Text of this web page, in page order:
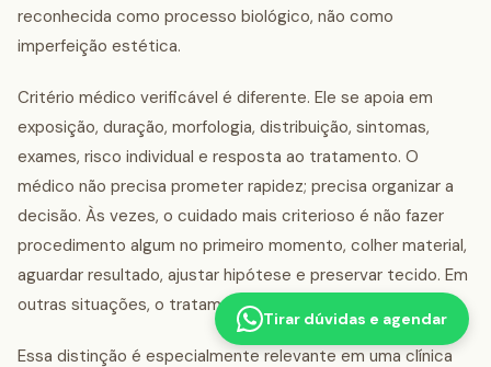
reconhecida como processo biológico, não como
imperfeição estética.
Critério médico verificável é diferente. Ele se apoia em
exposição, duração, morfologia, distribuição, sintomas,
exames, risco individual e resposta ao tratamento. O
médico não precisa prometer rapidez; precisa organizar a
decisão. Às vezes, o cuidado mais criterioso é não fazer
procedimento algum no primeiro momento, colher material,
aguardar resultado, ajustar hipótese e preservar tecido. Em
outras situações, o tratamento não deve ser adiado.
Essa distinção é especialmente relevante em uma clínica
Tirar dúvidas e agendar